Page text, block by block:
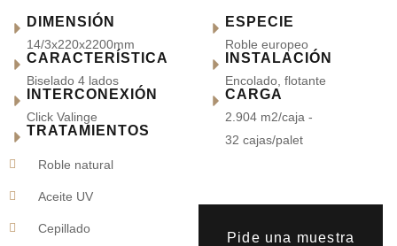
DIMENSIÓN
14/3x220x2200mm
CARACTERÍSTICA
Biselado 4 lados
INTERCONEXIÓN
Click Valinge
TRATAMIENTOS
Roble natural
Aceite UV
Cepillado
ESPECIE
Roble europeo
INSTALACIÓN
Encolado, flotante
CARGA
2.904 m2/caja -
32 cajas/palet
Pide una muestra